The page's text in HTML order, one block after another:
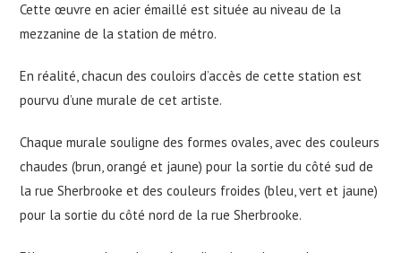
Cette œuvre en acier émaillé est située au niveau de la
mezzanine de la station de métro.
En réalité, chacun des couloirs d’accès de cette station est
pourvu d’une murale de cet artiste.
Chaque murale souligne des formes ovales, avec des couleurs
chaudes (brun, orangé et jaune) pour la sortie du côté sud de
la rue Sherbrooke et des couleurs froides (bleu, vert et jaune)
pour la sortie du côté nord de la rue Sherbrooke.